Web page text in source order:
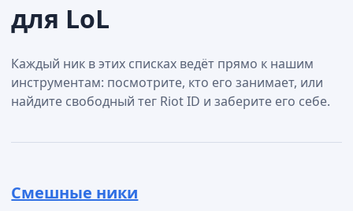
для LoL
Каждый ник в этих списках ведёт прямо к нашим
инструментам: посмотрите, кто его занимает, или
найдите свободный тег Riot ID и заберите его себе.
Смешные ники